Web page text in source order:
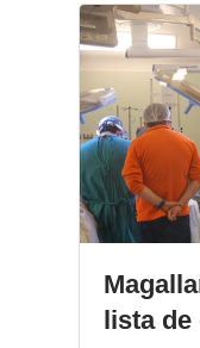
lista de